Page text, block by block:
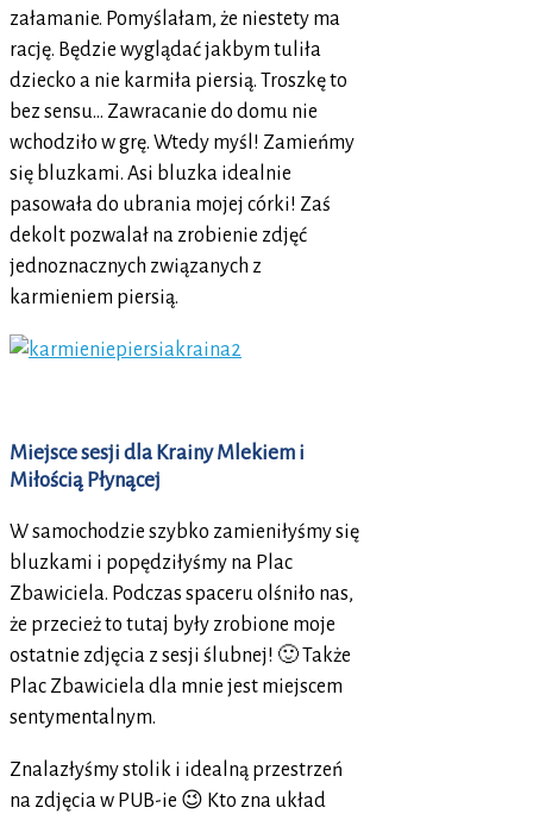
załamanie. Pomyślałam, że niestety ma
rację. Będzie wyglądać jakbym tuliła
dziecko a nie karmiła piersią. Troszkę to
bez sensu… Zawracanie do domu nie
wchodziło w grę. Wtedy myśl! Zamieńmy
się bluzkami. Asi bluzka idealnie
pasowała do ubrania mojej córki! Zaś
dekolt pozwalał na zrobienie zdjęć
jednoznacznych związanych z
karmieniem piersią.
Miejsce sesji dla Krainy Mlekiem i
Miłością Płynącej
W samochodzie szybko zamieniłyśmy się
bluzkami i popędziłyśmy na Plac
Zbawiciela. Podczas spaceru olśniło nas,
że przecież to tutaj były zrobione moje
ostatnie zdjęcia z sesji ślubnej! 🙂 Także
Plac Zbawiciela dla mnie jest miejscem
sentymentalnym.
Znalazłyśmy stolik i idealną przestrzeń
na zdjęcia w PUB-ie 😉 Kto zna układ